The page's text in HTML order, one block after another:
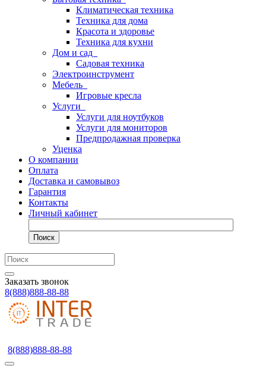
Климатическая техника
Техника для дома
Красота и здоровье
Техника для кухни
Дом и сад
Садовая техника
Электроинструмент
Мебель
Игровые кресла
Услуги
Услуги для ноутбуков
Услуги для мониторов
Предпродажная проверка
Уценка
О компании
Оплата
Доставка и самовывоз
Гарантия
Контакты
Личный кабинет
Поиск
Заказать звонок
8(888)888-88-88
8(888)888-88-88